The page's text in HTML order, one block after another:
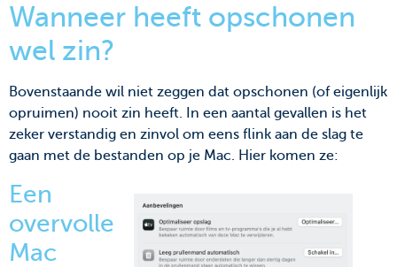
Wanneer heeft opschonen
wel zin?
Bovenstaande wil niet zeggen dat opschonen (of eigenlijk
opruimen) nooit zin heeft. In een aantal gevallen is het
zeker verstandig en zinvol om eens flink aan de slag te
gaan met de bestanden op je Mac. Hier komen ze:
Een
overvolle
Mac